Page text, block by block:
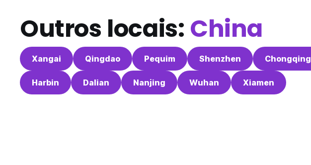
Outros locais: China
Xangai Qingdao Pequim Shenzhen Chongqing
Harbin Dalian Nanjing Wuhan Xiamen